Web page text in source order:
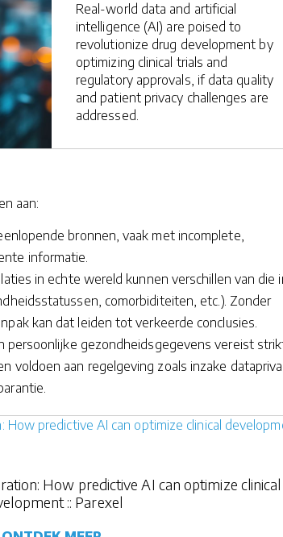
Real-world data and artificial
intelligence (AI) are poised to
revolutionize drug development by
optimizing clinical trials and
regulatory approvals, if data quality
and patient privacy challenges are
addressed.
aan:
bronnen, vaak met incomplete,
informatie.
in echte wereld kunnen verschillen van die
comorbiditeiten, etc.). Zonder
kan dat leiden tot verkeerde conclusies.
persoonlijke gezondheidsgegevens vereist
voldoen aan regelgeving zoals inzake
How predictive AI can optimize clinical
:: Parexel